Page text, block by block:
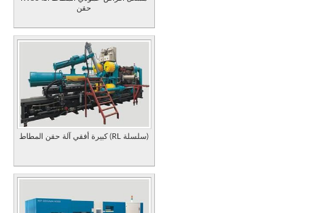
حقن
كبيرة أفقي آلة حقن المطاط (RL سلسلة)